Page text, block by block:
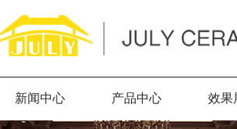
新闻中心 产品中心 效果